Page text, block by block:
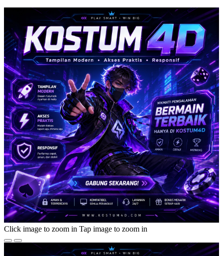
Click image to zoom in Tap image to zoom in